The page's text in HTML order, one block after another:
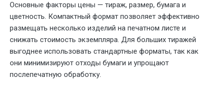
Основные факторы цены — тираж, размер, бумага и
цветность. Компактный формат позволяет эффективно
размещать несколько изделий на печатном листе и
снижать стоимость экземпляра. Для больших тиражей
выгоднее использовать стандартные форматы, так как
они минимизируют отходы бумаги и упрощают
послепечатную обработку.